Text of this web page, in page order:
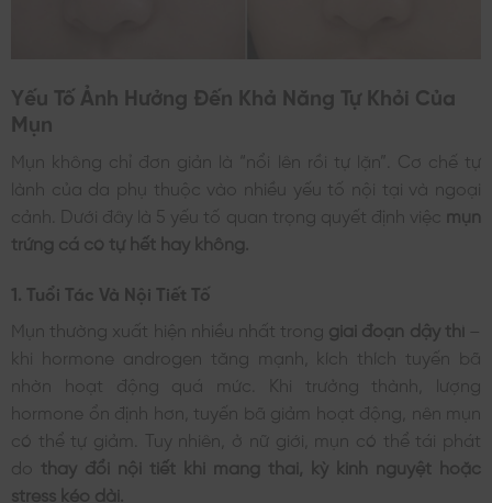
Yếu Tố Ảnh Hưởng Đến Khả Năng Tự Khỏi Của
Mụn
Mụn không chỉ đơn giản là “nổi lên rồi tự lặn”. Cơ chế tự
lành của da phụ thuộc vào nhiều yếu tố nội tại và ngoại
cảnh. Dưới đây là 5 yếu tố quan trọng quyết định việc
mụn
trứng cá có tự hết hay không.
1. Tuổi Tác Và Nội Tiết Tố
Mụn thường xuất hiện nhiều nhất trong giai đoạn dậy thì
–
khi hormone androgen tăng mạnh, kích thích tuyến bã
nhờn hoạt động quá mức. Khi trưởng thành, lượng
hormone ổn định hơn, tuyến bã giảm hoạt động, nên mụn
có thể tự giảm. Tuy nhiên, ở nữ giới, mụn có thể tái phát
do thay đổi nội tiết khi mang thai, kỳ kinh nguyệt hoặc
stress kéo dài.